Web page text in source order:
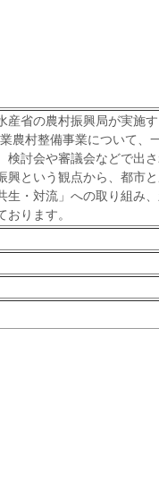
省の農村振興局が実施
農村整備事業について、
検討会や審議会などで出
興という観点から、都市
生・対流」への取り組み
ります。